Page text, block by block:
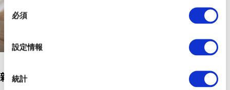
同
選
択
必須
設定情報
統計
新しいテクノロジー導入時の要件定義